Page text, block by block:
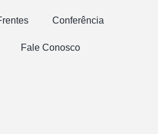
Conferência
Fale Conosco